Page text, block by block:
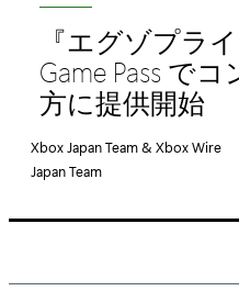
ゴ
リ
:
『エグゾプラ
Game Pass で
方に提供開始
Xbox Japan Team & Xbox Wire
Japan Team